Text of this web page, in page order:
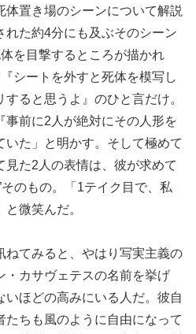
置き場のシーンについて解説
れた約4分にも及ぶそのシーン
を目撃するところが描かれ
シートを外すと死体を模写し
ると思うよ』のひと言だけ。
事前に2人が絶対にその人形を
いた」と明かす。そして極めて
た2人の表情は、彼が求めて
のもの。「1テイク目で、私
微笑んだ。
ねてみると、やはり写実主義の
・カサヴェテスの名前を挙げ
いほどの高みにいる人だ。彼自
ちも風のように自由になって